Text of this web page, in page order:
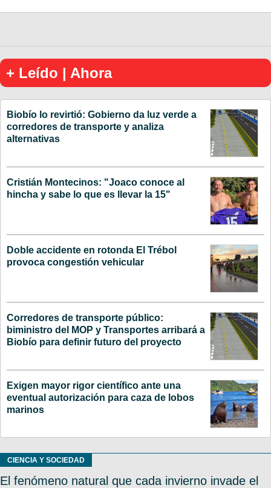
+ Leído | Ahora
Biobío lo revirtió: Gobierno da luz verde a
corredores de transporte y analiza
alternativas
Cristián Montecinos: "Joaco conoce al
hincha y sabe lo que es llevar la 15"
Doble accidente en rotonda El Trébol
provoca congestión vehicular
Corredores de transporte público:
biministro del MOP y Transportes arribará a
Biobío para definir futuro del proyecto
Exigen mayor rigor científico ante una
eventual autorización para caza de lobos
marinos
CIENCIA Y SOCIEDAD
El fenómeno natural que cada invierno invade el